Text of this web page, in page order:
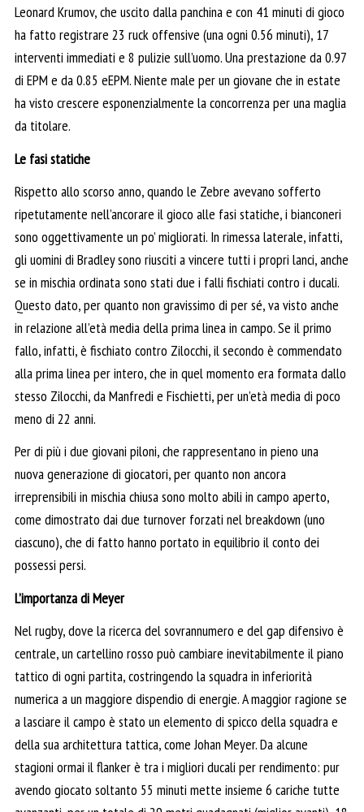
Leonard Krumov, che uscito dalla panchina e con 41 minuti di gioco
ha fatto registrare 23 ruck offensive (una ogni 0.56 minuti), 17
interventi immediati e 8 pulizie sull’uomo. Una prestazione da 0.97
di EPM e da 0.85 eEPM. Niente male per un giovane che in estate
ha visto crescere esponenzialmente la concorrenza per una maglia
da titolare.
Le fasi statiche
Rispetto allo scorso anno, quando le Zebre avevano sofferto
ripetutamente nell’ancorare il gioco alle fasi statiche, i bianconeri
sono oggettivamente un po’ migliorati. In rimessa laterale, infatti,
gli uomini di Bradley sono riusciti a vincere tutti i propri lanci, anche
se in mischia ordinata sono stati due i falli fischiati contro i ducali.
Questo dato, per quanto non gravissimo di per sé, va visto anche
in relazione all’età media della prima linea in campo. Se il primo
fallo, infatti, è fischiato contro Zilocchi, il secondo è commendato
alla prima linea per intero, che in quel momento era formata dallo
stesso Zilocchi, da Manfredi e Fischietti, per un’età media di poco
meno di 22 anni.
Per di più i due giovani piloni, che rappresentano in pieno una
nuova generazione di giocatori, per quanto non ancora
irreprensibili in mischia chiusa sono molto abili in campo aperto,
come dimostrato dai due turnover forzati nel breakdown (uno
ciascuno), che di fatto hanno portato in equilibrio il conto dei
possessi persi.
L’importanza di Meyer
Nel rugby, dove la ricerca del sovrannumero e del gap difensivo è
centrale, un cartellino rosso può cambiare inevitabilmente il piano
tattico di ogni partita, costringendo la squadra in inferiorità
numerica a un maggiore dispendio di energie. A maggior ragione se
a lasciare il campo è stato un elemento di spicco della squadra e
della sua architettura tattica, come Johan Meyer. Da alcune
stagioni ormai il flanker è tra i migliori ducali per rendimento: pur
avendo giocato soltanto 55 minuti mette insieme 6 cariche tutte